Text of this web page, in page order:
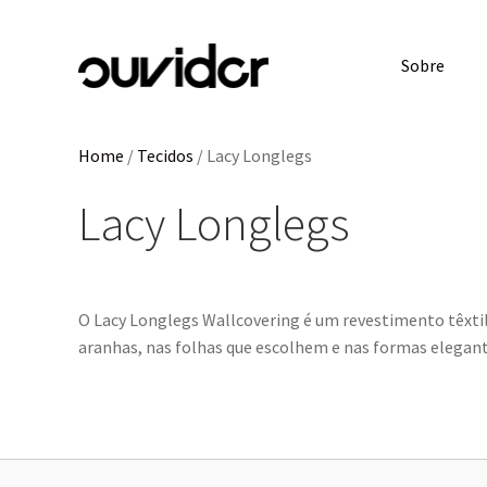
Sobre
Home / Tecidos / Lacy Longlegs
Lacy Longlegs
O Lacy Longlegs Wallcovering é um revestimento
aranhas, nas folhas que escolhem e nas formas